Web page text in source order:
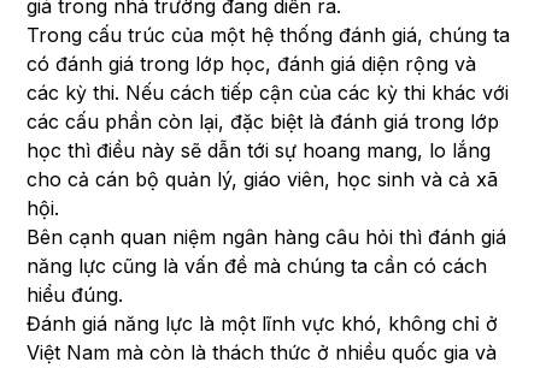
giá trong nhà trường đang diễn ra.
Trong cấu trúc của một hệ thống đánh giá, chúng ta
có đánh giá trong lớp học, đánh giá diện rộng và
các kỳ thi. Nếu cách tiếp cận của các kỳ thi khác với
các cấu phần còn lại, đặc biệt là đánh giá trong lớp
học thì điều này sẽ dẫn tới sự hoang mang, lo lắng
cho cả cán bộ quản lý, giáo viên, học sinh và cả xã
hội.
Bên cạnh quan niệm ngân hàng câu hỏi thì đánh giá
năng lực cũng là vấn đề mà chúng ta cần có cách
hiểu đúng.
Đánh giá năng lực là một lĩnh vực khó, không chỉ ở
Việt Nam mà còn là thách thức ở nhiều quốc gia và